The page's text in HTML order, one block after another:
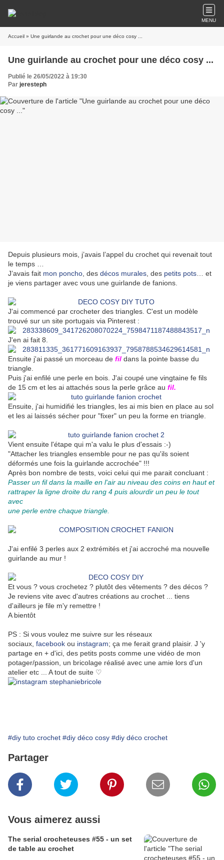
MENU
Accueil » Une guirlande au crochet pour une déco cosy ...
Une guirlande au crochet pour une déco cosy ...
Publié le 26/05/2022 à 19:30
Par jeresteph
Depuis plusieurs mois, j’avais l’appel du crochet qui revenait tout
le temps …
J’avais fait mon poncho , des décos murales , des petits pots … et
je viens partager avec vous une guirlande de fanions.
J'ai commencé par crocheter des triangles. C'est un modèle
trouvé sur un site portugais via Pinterest :
J'en ai fait 8.
Ensuite j'ai passé un morceau de fil dans la pointe basse du
triangle.
Puis j'ai enfilé une perle en bois. J'ai coupé une vingtaine fe fils
de 15 cm et les ai attachés sous la perle grâce au fil.
Ensuite, j'ai humidifié les triangles, les ai mis bien en place au sol
et les ai laissés sécher pour "fixer" un peu la forme en triangle.
Vient ensuite l'étape qui m'a valu le plus d'essais :-)
"Attacher les triangles ensemble pour ne pas qu'ils soient
déformés une fois la guirlande accrochée" !!!
Après bon nombre de tests, voici celui qui me parait concluant :
Passer un fil dans la maille en l'air au niveau des coins en haut et
rattraper la ligne droite du rang 4 puis alourdir un peu le tout
avec
une perle entre chaque triangle.
J'ai enfilé 3 perles aux 2 extrémités et j'ai accroché ma nouvelle
guirlande au mur !
Et vous ? vous crochetez ? plutôt des vêtements ? des décos ?
Je reviens vite avec d'autres créations au crochet ... tiens
d'ailleurs je file m'y remettre !
A bientôt
PS : Si vous voulez me suivre sur les réseaux
sociaux, facebook ou instagram; ça me ferait grand plaisir. J 'y
partage en + d'ici, des petits posts comme une vidéo de mon
potager/passion, un bricolage réalisé avec une amie lors d'un
atelier etc ... A tout de suite ♡
#diy tuto crochet #diy déco cosy #diy déco crochet
Partager
Vous aimerez aussi
The serial crocheteuses #55 - un set
de table au crochet